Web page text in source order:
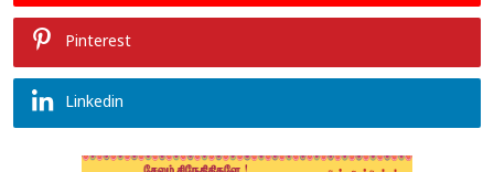
Pinterest
Linkedin